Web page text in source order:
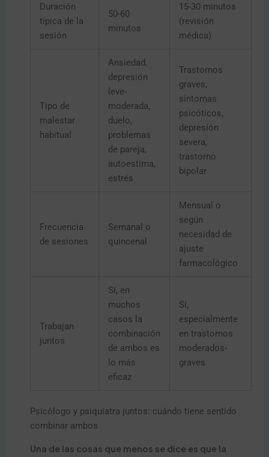
Duración
típica de la
sesión
50-60
minutos
15-30 minutos
(revisión
médica)
Tipo de
malestar
habitual
Ansiedad,
depresión
leve-
moderada,
duelo,
problemas
de pareja,
autoestima,
estrés
Trastornos
graves,
síntomas
psicóticos,
depresión
severa,
trastorno
bipolar
Frecuencia
de sesiones
Semanal o
quincenal
Mensual o
según
necesidad de
ajuste
farmacológico
Trabajan
juntos
Sí, en
muchos
casos la
combinación
de ambos es
lo más
eficaz
Sí,
especialmente
en trastornos
moderados-
graves
Psicólogo y psiquiatra juntos: cuándo tiene sentido
combinar ambos
Una de las cosas que menos se dice es que la